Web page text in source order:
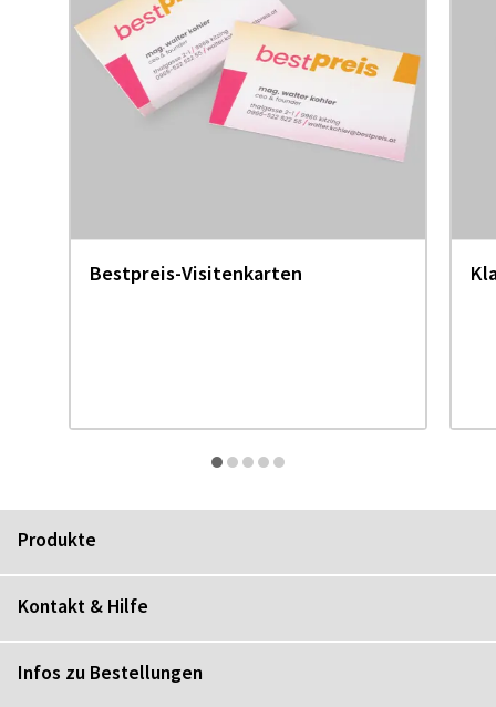
Bestpreis-Visitenkarten
Produkte
Kontakt & Hilfe
Infos zu Bestellungen